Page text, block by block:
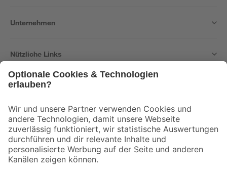
Unternehmen
Nützliche Links
Der toom Newsletter: Keine Angebote und Aktionen mehr verpassen!
Zur Newsletter Anmeldung
Folge uns